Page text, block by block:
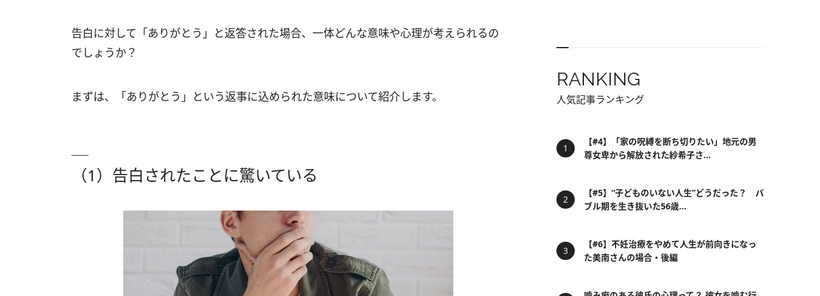
告白に対して「ありがとう」と返答された場合、一体どんな意味や心理が考えられるの
でしょうか？
まずは、「ありがとう」という返事に込められた意味について紹介します。
（1）告白されたことに驚いている
RANKING
人気記事ランキング
【#4】「家の呪縛を断ち切りたい」地元の男
尊女卑から解放された紗希子さ...
【#5】“子どものいない人生”どうだった？ バ
ブル期を生き抜いた56歳...
【#6】不妊治療をやめて人生が前向きになっ
た美南さんの場合・後編